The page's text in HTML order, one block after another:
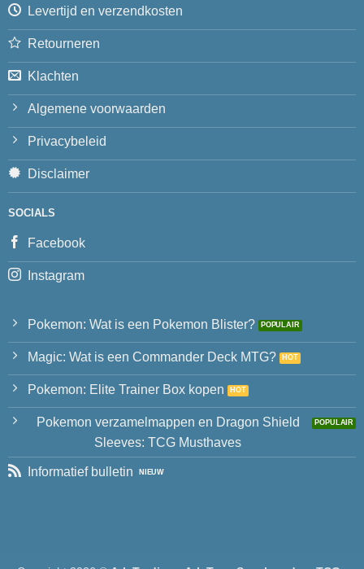
Levertijd en verzendkosten
Retourneren
Klachten
Algemene voorwaarden
Privacybeleid
Disclaimer
SOCIALS
Facebook
Instagram
Pokemon: Wat is een Pokemon Blister?
Magic: Wat is een Commander Deck MTG?
Pokemon: Elite Trainer Box kopen
Pokemon verzamelmappen en Dragon Shield
Sleeves: TCG Musthaves
Informatief bulletin